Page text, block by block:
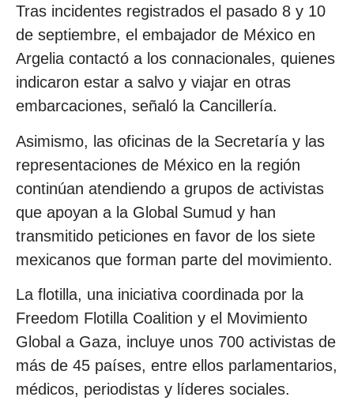
Tras incidentes registrados el pasado 8 y 10
de septiembre, el embajador de México en
Argelia contactó a los connacionales, quienes
indicaron estar a salvo y viajar en otras
embarcaciones, señaló la Cancillería.
Asimismo, las oficinas de la Secretaría y las
representaciones de México en la región
continúan atendiendo a grupos de activistas
que apoyan a la Global Sumud y han
transmitido peticiones en favor de los siete
mexicanos que forman parte del movimiento.
La flotilla, una iniciativa coordinada por la
Freedom Flotilla Coalition y el Movimiento
Global a Gaza, incluye unos 700 activistas de
más de 45 países, entre ellos parlamentarios,
médicos, periodistas y líderes sociales.